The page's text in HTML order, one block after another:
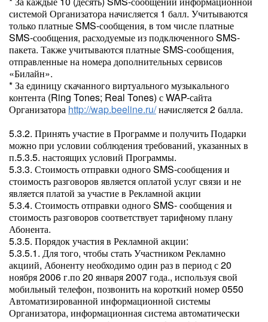
системой Организатора начисляется 1 балл. Учитываются
только платные SMS-сообщения, в том числе платные
SMS-сообщения, расходуемые из подключенного SMS-
пакета. Также учитываются платные SMS-сообщения,
отправленные на номера дополнительных сервисов
«Билайн».
* За единицу скачанного виртуального музыкального
контента (Ring Tones; Real Tones) с WAP-сайта
Организатора http://wap.beeline.ru/начисляется 2 балла.
5.3.2. Принять участие в Программе и получить Подарки
можно при условии соблюдения требований, указанных в
п.5.3.5. настоящих условий Программы.
5.3.3. Стоимость отправки одного SMS-сообщения и
стоимость разговоров является оплатой услуг связи и не
является платой за участие в Рекламной акции
5.3.4. Стоимость отправки одного SMS- сообщения и
стоимость разговоров соответствует тарифному плану
Абонента.
5.3.5. Порядок участия в Рекламной акции:
5.3.5.1. Для того, чтобы стать Участником Рекламно
акциий, Абоненту необходимо один раз в период с 20
ноября 2006 г.по 20 января 2007 года., используя свой
мобильный телефон, позвонить на короткий номер 0550
Автоматизированной информационной системы
Организатора, информационная система автоматически